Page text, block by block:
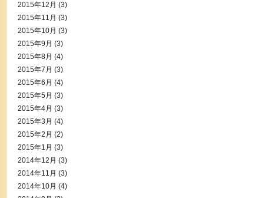
2015年12月 (3)
2015年11月 (3)
2015年10月 (3)
2015年9月 (3)
2015年8月 (4)
2015年7月 (3)
2015年6月 (4)
2015年5月 (3)
2015年4月 (3)
2015年3月 (4)
2015年2月 (2)
2015年1月 (3)
2014年12月 (3)
2014年11月 (3)
2014年10月 (4)